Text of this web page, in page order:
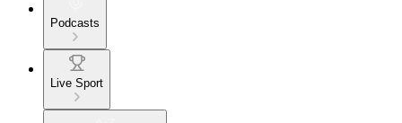
Podcasts
Live Sport